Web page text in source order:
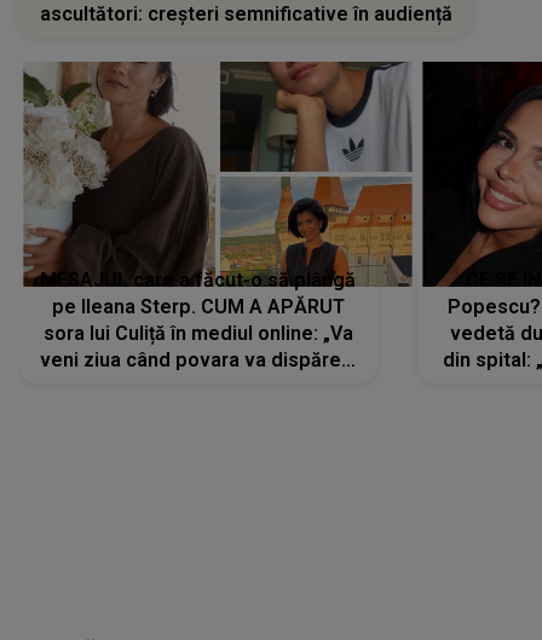
ascultători: creșteri semnificative în audiență
MESAJUL care a făcut-o să plângă
pe Ileana Sterp. CUM A APĂRUT
sora lui Culiță în mediul online: „Va
veni ziua când povara va dispărea,
vedetă
din spital: